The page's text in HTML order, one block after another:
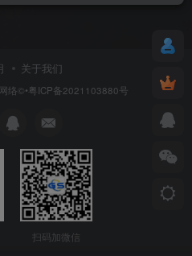
关于我们
络©•粤ICP备2021103880号
扫码加微信